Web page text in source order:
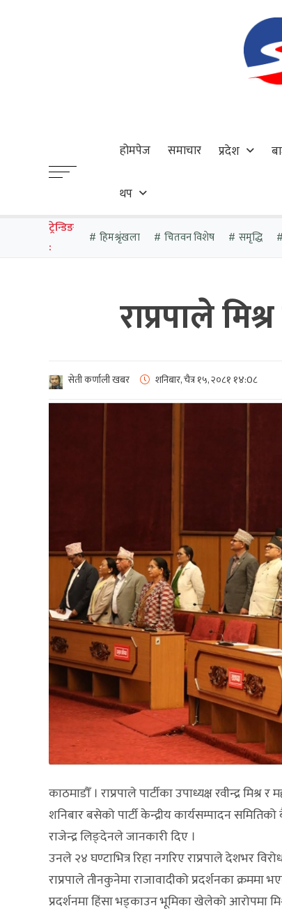
होमपेज समाचार प्रदेश
थप
ट्रेन्डिङ
:
हिमश्रृंखला चितवन विशेष समृद्धि
राप्रपाले
सेती कर्णाली खबर शनिबार, चैत्र १५, २०८१ १४:0८
काठमाडौँ । राप्रपाले पार्टीका उपाध्यक्ष रवीन्द्र
शनिबार बसेको पार्टी केन्द्रीय कार्यसम्पादन
राजेन्द्र लिङ्देनले जानकारी दिए ।
उनले २४ घण्टाभित्र रिहा नगरिए राप्रपाले देशभर
राप्रपाले तीनकुनेमा राजावादीको प्रदर्शनका
प्रदर्शनमा हिंसा भड्काउन भूमिका खेलेको आरोपमा